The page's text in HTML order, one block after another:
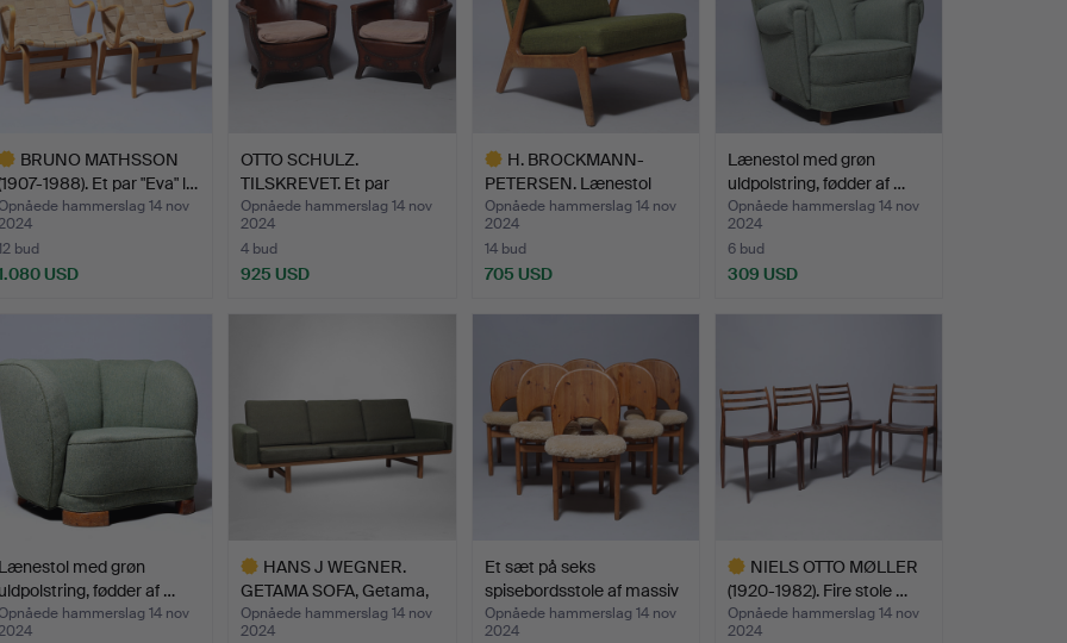
BRUNO MATHSSON
1988). Et par "Eva" l…
hammerslag 14 nov
bud
USD
OTTO SCHULZ.
TILSKREVET. Et par
lænestole,…
Opnåede hammerslag 14 nov
2024
4 bud
925 USD
H. BROCKMANN-
PETERSEN. Lænestol
med stel a…
Opnåede hammerslag 14 nov
2024
14 bud
705 USD
Lænestol med grøn
uldpolstring, fødder af …
Opnåede hammerslag 14 nov
2024
6 bud
309 USD
med grøn
fødder af …
hammerslag 14 nov
HANS J WEGNER.
GETAMA SOFA, Getama,
Danmar…
Opnåede hammerslag 14 nov
2024
Et sæt på seks
spisebordsstole af massiv
f…
Opnåede hammerslag 14 nov
2024
NIELS OTTO MØLLER
(1920-1982). Fire stole …
Opnåede hammerslag 14 nov
2024